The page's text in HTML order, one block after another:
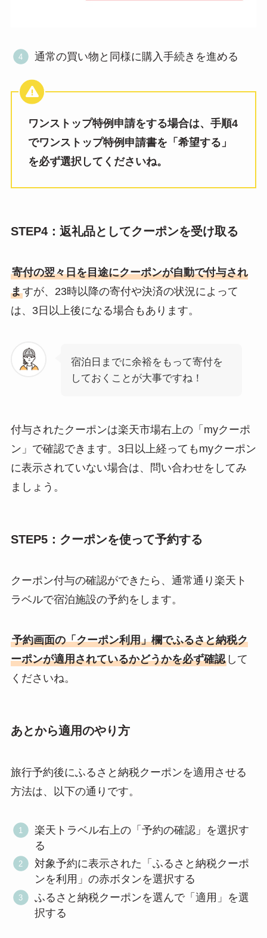
通常の買い物と同様に購入手続きを進める
ワンストップ特例申請をする場合は、手順4
でワンストップ特例申請書を「希望する」
を必ず選択してくださいね。
STEP4：返礼品としてクーポンを受け取る
寄付の翌々日を目途にクーポンが自動で付与され
ますが、23時以降の寄付や決済の状況によって
は、3日以上後になる場合もあります。
宿泊日までに余裕をもって寄付を
しておくことが大事ですね！
付与されたクーポンは楽天市場右上の「myクーポ
ン」で確認できます。3日以上経ってもmyクーポン
に表示されていない場合は、問い合わせをしてみ
ましょう。
STEP5：クーポンを使って予約する
クーポン付与の確認ができたら、通常通り楽天ト
ラベルで宿泊施設の予約をします。
予約画面の「クーポン利用」欄でふるさと納税ク
ーポンが適用されているかどうかを必ず確認して
くださいね。
あとから適用のやり方
旅行予約後にふるさと納税クーポンを適用させる
方法は、以下の通りです。
楽天トラベル右上の「予約の確認」を選択す
る
対象予約に表示された「ふるさと納税クーポ
ンを利用」の赤ボタンを選択する
ふるさと納税クーポンを選んで「適用」を選
択する